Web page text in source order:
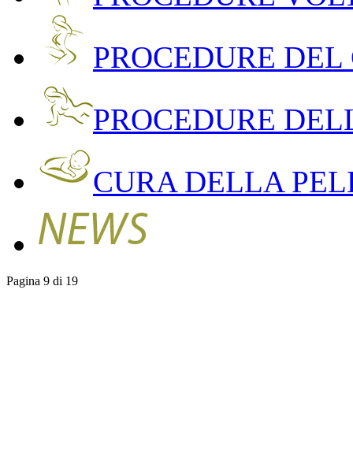
PROCEDURE DEL
PROCEDURE
CURA DELLA
Pagina 9 di 19